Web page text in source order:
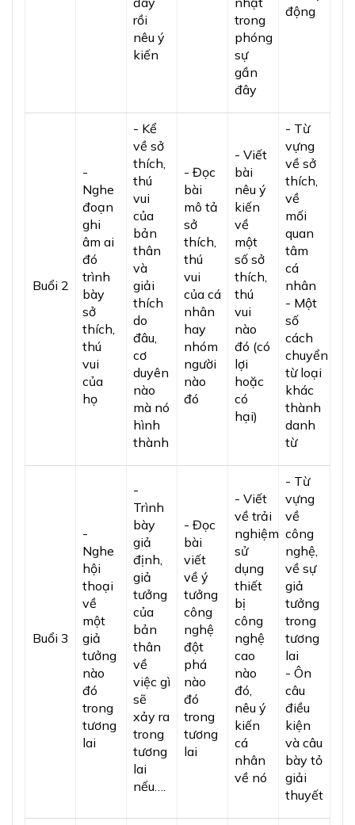
rồi
nêu ý
kiến
trong
phóng
sự
gần
đây
động
Buổi 2
-
Nghe
đoạn
ghi
âm ai
đó
trình
bày
sở
thích,
thú
vui
của
họ
- Kể
về sở
thích,
thú
vui
của
bản
thân
và
giải
thích
do
đâu,
cơ
duyên
nào
mà nó
hình
thành
- Đọc
bài
mô tả
sở
thích,
thú
vui
của cá
nhân
hay
nhóm
người
nào
đó
- Viết
bài
nêu ý
kiến
về
một
số sở
thích,
thú
vui
nào
đó (có
lợi
hoặc
có
hại)
- Từ
vựng
về sở
thích,
về
mối
quan
tâm
cá
nhân
- Một
số
cách
chuyển
từ loại
khác
thành
danh
từ
Buổi 3
-
Nghe
hội
thoại
về
một
giả
tưởng
nào
đó
trong
tương
lai
-
Trình
bày
giả
định,
giả
tưởng
của
bản
thân
về
việc gì
sẽ
xảy ra
trong
tương
lai
nếu….
- Đọc
bài
viết
về ý
tưởng
công
nghệ
đột
phá
nào
đó
trong
tương
lai
- Viết
về trải
nghiệm
sử
dụng
thiết
bị
công
nghệ
cao
nào
đó,
nêu ý
kiến
cá
nhân
về nó
- Từ
vựng
về
công
nghệ,
về sự
giả
tưởng
trong
tương
lai
- Ôn
câu
điều
kiện
và câu
bày tỏ
giải
thuyết